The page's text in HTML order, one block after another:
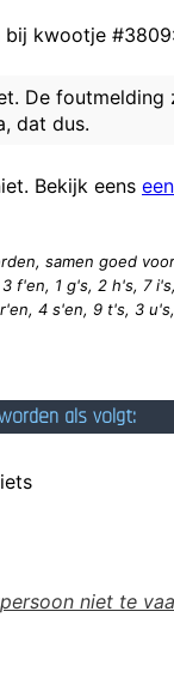
around and get
door de rekening!
ze bij eentje
zat een priester met
een E-NOR-ME gsm
messages
se lèllike voel hod!
bij kwootje
De foutmelding
dat dus.
Bekijk eens
samen goed
f'en, 1 g's, 2 h's, 7
4 s'en, 9 t's, 3
als volgt:
niet te